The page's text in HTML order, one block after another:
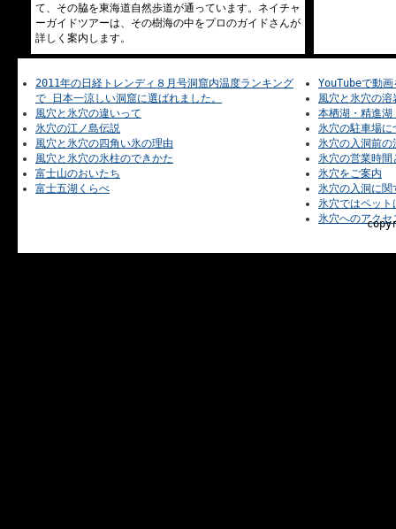
て、その脇を東海道自然歩道が通っています。ネイチャ
ーガイドツアーは、その樹海の中をプロのガイドさんが
詳しく案内します。
2011年の日経トレンディ８月号洞窟内温度ランキング
で 日本一涼しい洞窟に選ばれました。
風穴と氷穴の違いって
氷穴の江ノ島伝説
風穴と氷穴の四角い氷の理由
風穴と氷穴の氷柱のできかた
富士山のおいたち
富士五湖くらべ
YouTubeで動画
風穴と氷穴の
本栖湖・精進湖
氷穴の駐車場に
氷穴の入洞前の
氷穴の営業時間
氷穴をご案内
氷穴の入洞に関
氷穴ではペット
氷穴へのアクセ